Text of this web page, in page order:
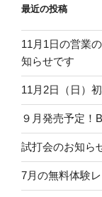
最近の投稿
11月1日の営業
知らせです
11月2日（日）
９月発売予定！
試打会のお知ら
7月の無料体験